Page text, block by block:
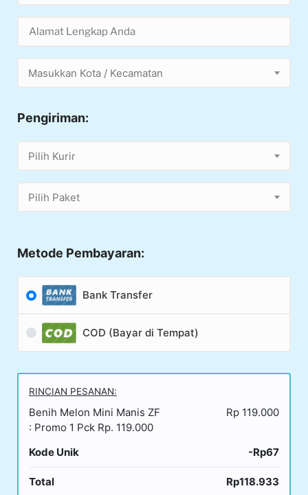
Masukkan Kota / Kecamatan
Pengiriman:
Pilih Kurir
Pilih Paket
Metode Pembayaran:
Bank Transfer
COD (Bayar di Tempat)
RINCIAN PESANAN:
Benih Melon Mini Manis ZF
: Promo 1 Pck Rp. 119.000
Rp 119.000
Kode Unik -Rp67
Total Rp118.933